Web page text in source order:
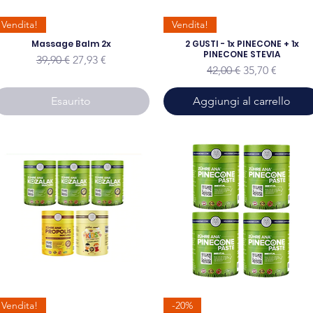
Vendita!
Massage Balm 2x
Prezzo regolare
39,90 € Prezzo scontato
27,93 €
Esaurito
Vendita!
2 GUSTI - 1x PINECONE + 1x
PINECONE STEVIA
Prezzo regolare
42,00 € Prezzo
35,70 €
Aggiungi al carrello
Vendita! -20%